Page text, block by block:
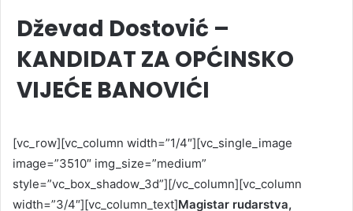
Dževad Dostović –
KANDIDAT ZA OPĆINSKO
VIJEĆE BANOVIĆI
[vc_row][vc_column width=”1/4″][vc_single_image
image=”3510″ img_size=”medium”
style=”vc_box_shadow_3d”][/vc_column][vc_column
width=”3/4″][vc_column_text]Magistar rudarstva,